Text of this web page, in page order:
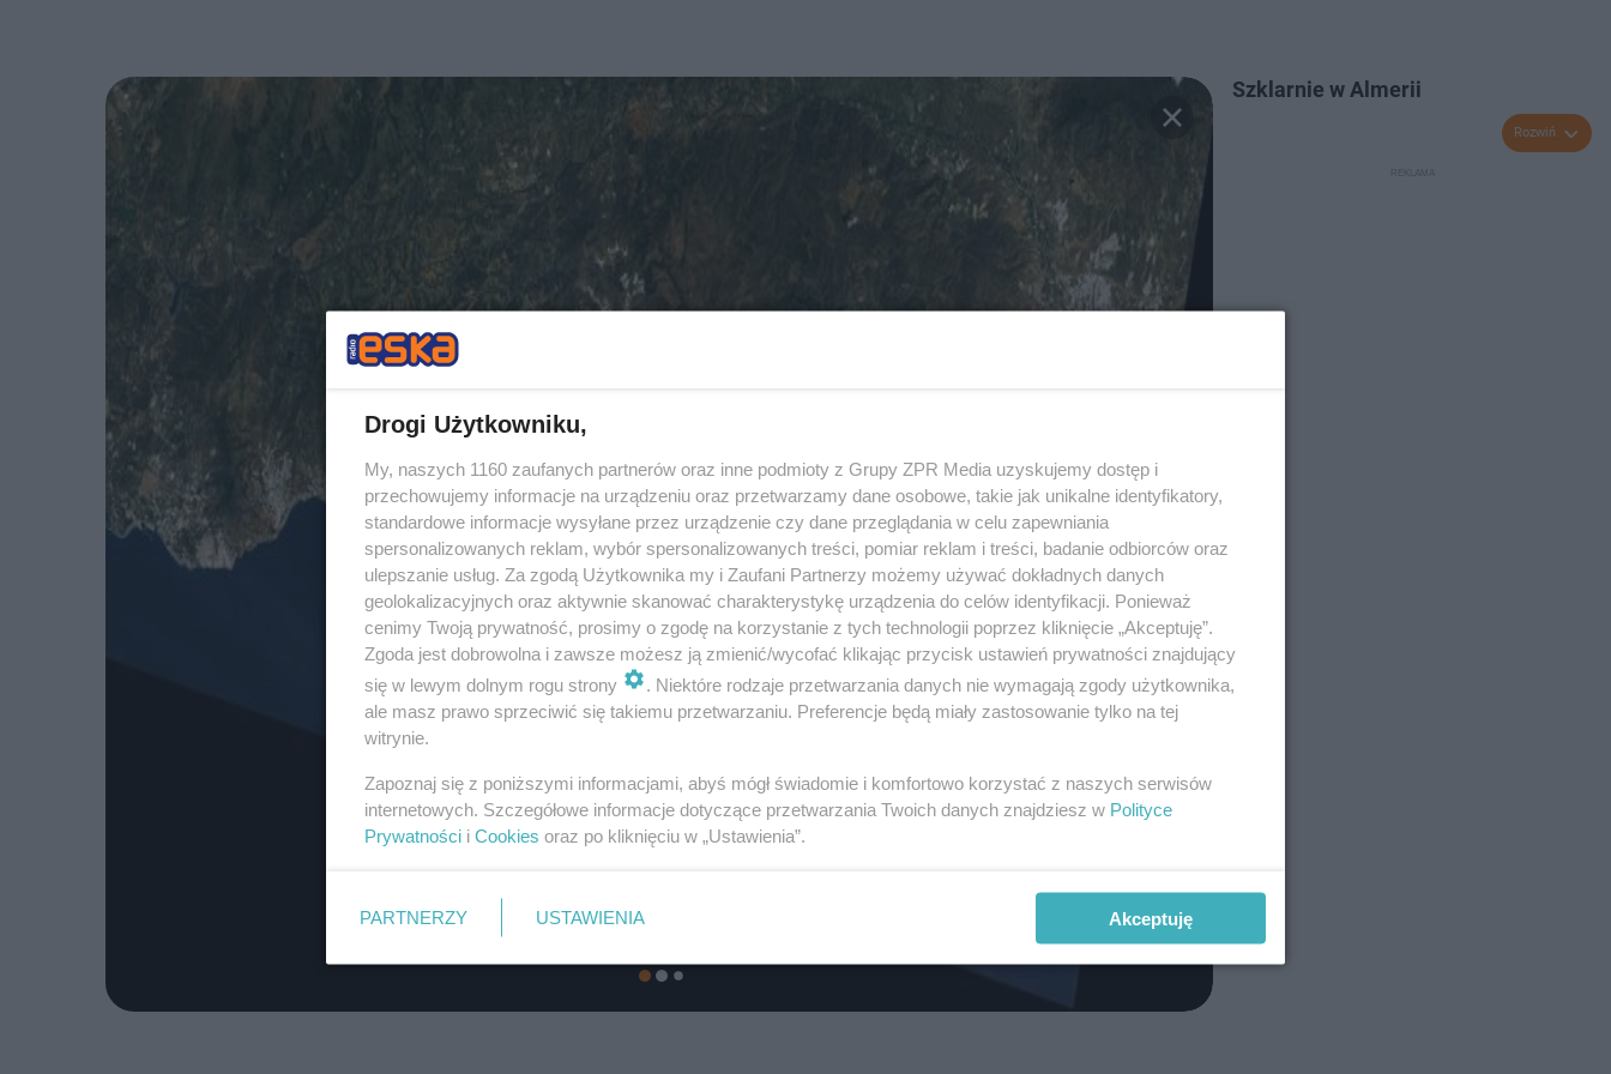
Szklarnie w Almerii
Rozwiń
Drogi Użytkowniku,
My, naszych 1160 zaufanych partnerów oraz inne podmioty z Grupy ZPR Media uzyskujemy dostęp i
przechowujemy informacje na urządzeniu oraz przetwarzamy dane osobowe, takie jak unikalne identyfikatory,
standardowe informacje wysyłane przez urządzenie czy dane przeglądania w celu zapewniania
spersonalizowanych reklam, wybór spersonalizowanych treści, pomiar reklam i treści, badanie odbiorców oraz
ulepszanie usług. Za zgodą Użytkownika my i Zaufani Partnerzy możemy używać dokładnych danych
geolokalizacyjnych oraz aktywnie skanować charakterystykę urządzenia do celów identyfikacji. Ponieważ
cenimy Twoją prywatność, prosimy o zgodę na korzystanie z tych technologii poprzez kliknięcie „Akceptuję”.
Zgoda jest dobrowolna i zawsze możesz ją zmienić/wycofać klikając przycisk ustawień prywatności znajdujący
się w lewym dolnym rogu strony
. Niektóre rodzaje przetwarzania danych nie wymagają zgody użytkownika,
ale masz prawo sprzeciwić się takiemu przetwarzaniu. Preferencje będą miały zastosowanie tylko na tej
witrynie.
Zapoznaj się z poniższymi informacjami, abyś mógł świadomie i komfortowo korzystać z naszych serwisów
internetowych. Szczegółowe informacje dotyczące przetwarzania Twoich danych znajdziesz w Polityce
Prywatności i Cookies oraz po kliknięciu w „Ustawienia”.
PARTNERZY USTAWIENIA Akceptuję